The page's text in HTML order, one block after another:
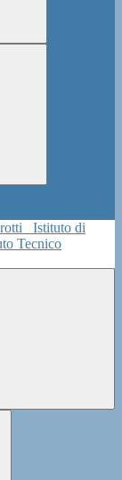
Istituto di
Tecnico